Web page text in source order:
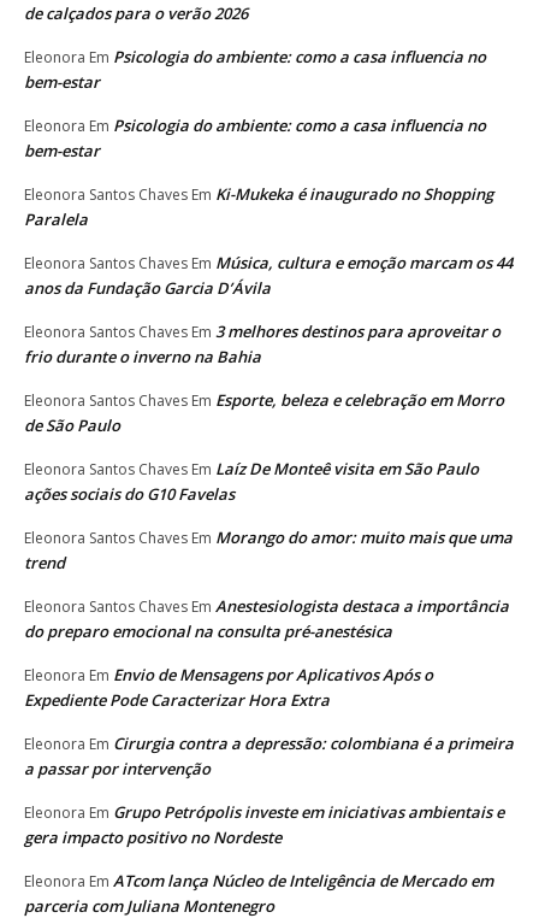
de calçados para o verão 2026
Eleonora Em Psicologia do ambiente: como a casa influencia no
bem-estar
Eleonora Em Psicologia do ambiente: como a casa influencia no
bem-estar
Eleonora Santos Chaves Em Ki-Mukeka é inaugurado no Shopping
Paralela
Eleonora Santos Chaves Em Música, cultura e emoção marcam os 44
anos da Fundação Garcia D’Ávila
Eleonora Santos Chaves Em 3 melhores destinos para aproveitar o
frio durante o inverno na Bahia
Eleonora Santos Chaves Em Esporte, beleza e celebração em Morro
de São Paulo
Eleonora Santos Chaves Em Laíz De Monteê visita em São Paulo
ações sociais do G10 Favelas
Eleonora Santos Chaves Em Morango do amor: muito mais que uma
trend
Eleonora Santos Chaves Em Anestesiologista destaca a importância
do preparo emocional na consulta pré-anestésica
Eleonora Em Envio de Mensagens por Aplicativos Após o
Expediente Pode Caracterizar Hora Extra
Eleonora Em Cirurgia contra a depressão: colombiana é a primeira
a passar por intervenção
Eleonora Em Grupo Petrópolis investe em iniciativas ambientais e
gera impacto positivo no Nordeste
Eleonora Em ATcom lança Núcleo de Inteligência de Mercado em
parceria com Juliana Montenegro